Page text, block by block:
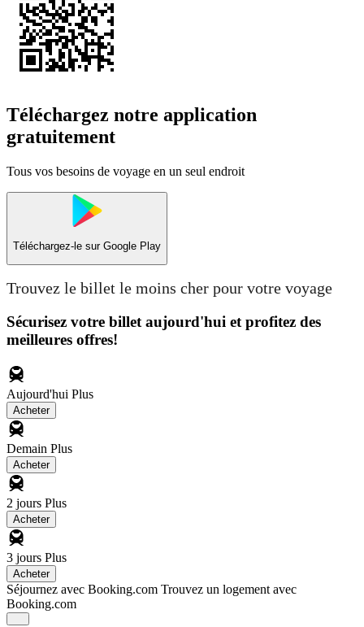
Téléchargez notre application
gratuitement
Tous vos besoins de voyage en un seul endroit
Téléchargez-le sur Google Play
Trouvez le billet le moins cher pour votre voyage
Sécurisez votre billet aujourd'hui et profitez des
meilleures offres!
Aujourd'hui Plus
Acheter
Demain Plus
Acheter
2 jours Plus
Acheter
3 jours Plus
Acheter
Séjournez avec Booking.com Trouvez un logement avec
Booking.com